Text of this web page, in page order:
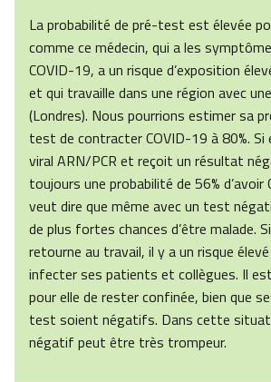
La probabilité de pré-test est élevée
comme ce médecin, qui a les
COVID-19, a un risque d’exposition
et qui travaille dans une région avec
(Londres). Nous pourrions estimer sa
test de contracter COVID-19 à 80%.
viral ARN/PCR et reçoit un résultat
toujours une probabilité de 56% d’avoir
veut dire que même avec un test
de plus fortes chances d’être malade.
retourne au travail, il y a un risque élevé
infecter ses patients et collègues. Il
pour elle de rester confinée, bien que
test soient négatifs. Dans cette
négatif peut être très trompeur.